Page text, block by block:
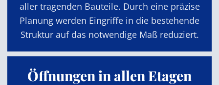
aller tragenden Bauteile. Durch eine präzise
Planung werden Eingriffe in die bestehende
Struktur auf das notwendige Maß reduziert.
Öffnungen in allen Etagen